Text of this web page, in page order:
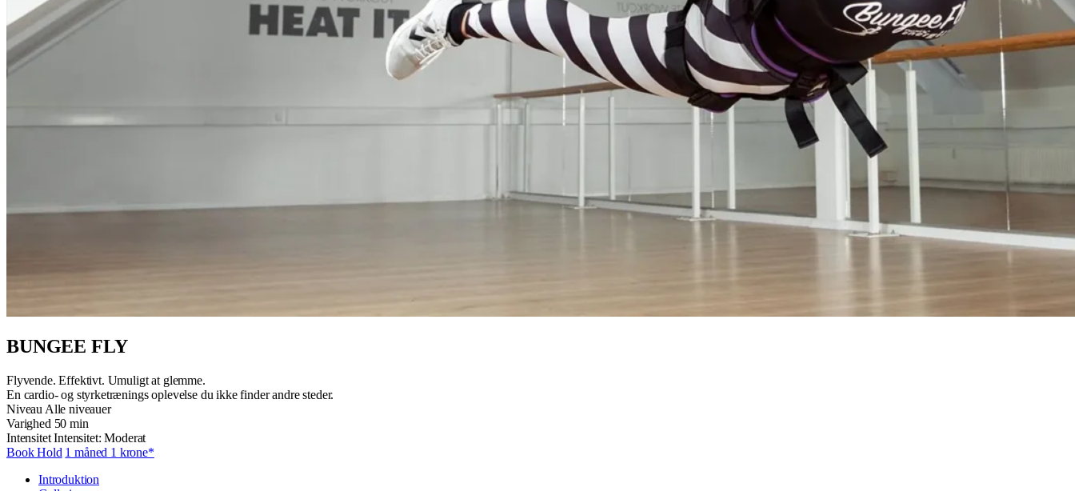
BUNGEE FLY
Flyvende. Effektivt. Umuligt at glemme.
En cardio- og styrketrænings oplevelse du ikke finder andre steder.
Niveau Alle niveauer
Varighed 50 min
Intensitet Intensitet: Moderat
Book Hold 1 måned 1 krone*
Introduktion